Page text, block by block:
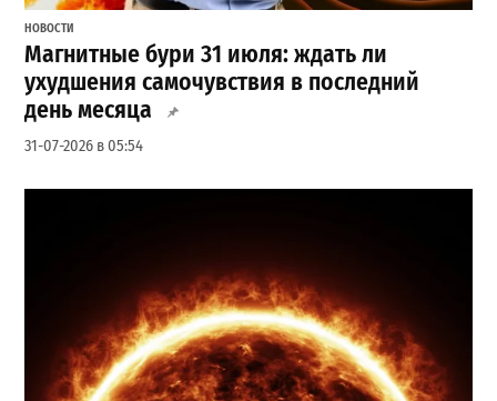
НОВОСТИ
Магнитные бури 31 июля: ждать ли
ухудшения самочувствия в последний
день месяца
31-07-2026 в 05:54